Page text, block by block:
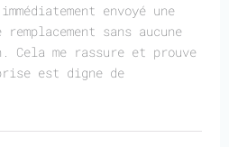
envoyé une
sans aucune
Cela me rassure et prouve
est digne de